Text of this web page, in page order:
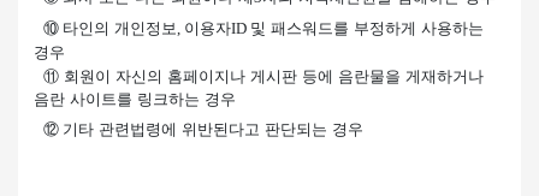
⑩ 타인의 개인정보 이용자ID 및 패스워드를 부정하게 사용하는
경우
⑪ 회원이 자신의 홈페이지나 게시판 등에 음란물을 게재하거나
음란 사이트를 링크하는 경우
⑫ 기타 관련법령에 위반된다고 판단되는 경우